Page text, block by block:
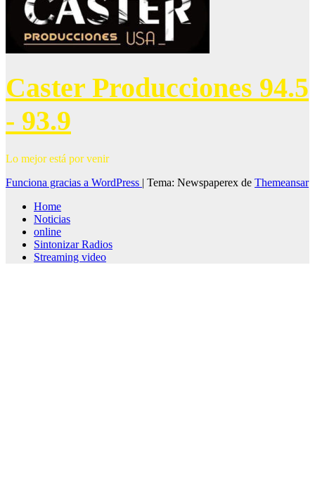
Caster Producciones 94.5
- 93.9
Lo mejor está por venir
Funciona gracias a WordPress | Tema: Newspaperex de Themeansar
Home
Noticias
online
Sintonizar Radios
Streaming video